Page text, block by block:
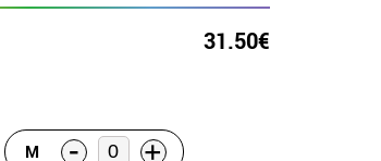
31.50€
M - +